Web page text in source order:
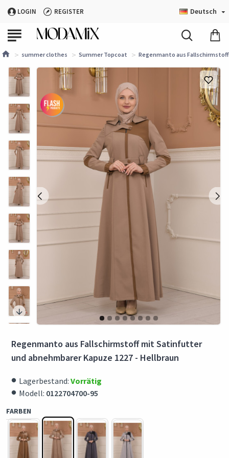
LOGIN REGISTER Deutsch
summer clothes Summer Topcoat Regenmanto aus
Regenmanto aus Fallschirmstoff mit Satinfutter
und abnehmbarer Kapuze 1227 - Hellbraun
Lagerbestand: Vorrätig
Modell: 0122704700-95
FARBEN